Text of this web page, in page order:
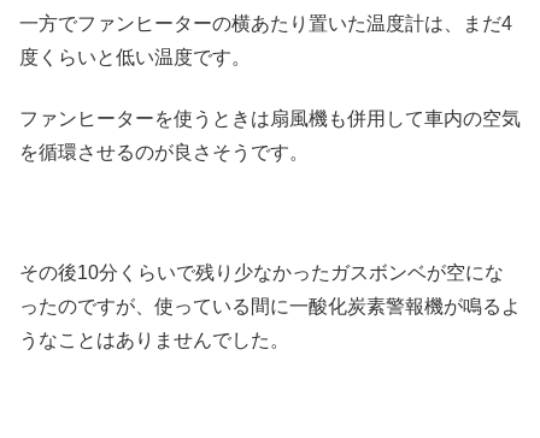
一方でファンヒーターの横あたり置いた温度計は、まだ4
度くらいと低い温度です。
ファンヒーターを使うときは扇風機も併用して車内の空気
を循環させるのが良さそうです。
その後10分くらいで残り少なかったガスボンベが空にな
ったのですが、使っている間に一酸化炭素警報機が鳴るよ
うなことはありませんでした。